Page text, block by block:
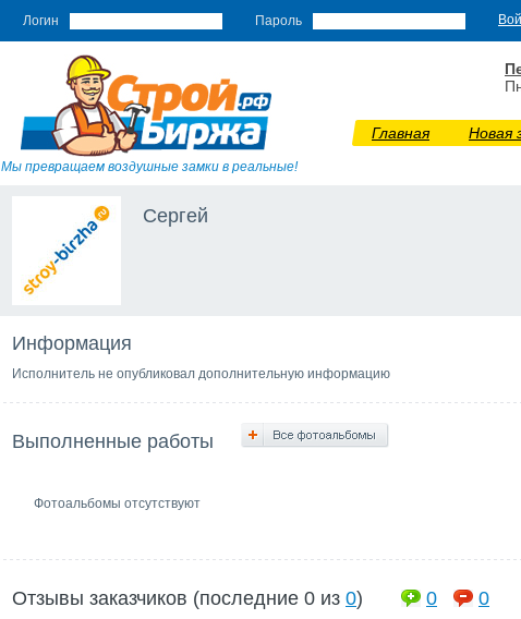
Логин Пароль
Мы превращаем воздушные замки в реальные!
Главная Новая
Сергей
Информация
Исполнитель не опубликовал дополнительную информацию
Выполненные работы
Фотоальбомы отсутствуют
Отзывы заказчиков (последние 0 из 0) 0 0